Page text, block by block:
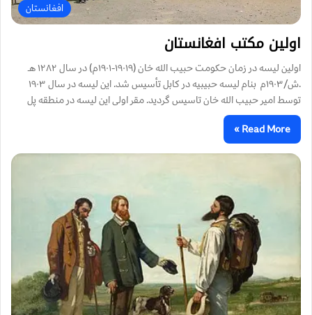
افغانستان
اولين مکتب افغانستان
اولين ليسه در زمان حكومت حبيب الله خان (۱۹۰۱۹-۱۹۰۱م) در سال ۱۲۸۲ هـ
.ش/۱۹۰۳م بنام لیسه حبیبیه در كابل تأسيس شد. این لیسه در سال ۱۹۰۳
توسط امیر حبیب الله خان تاسیس گردید. مقر اولی این لیسه در منطقه پل
Read More »